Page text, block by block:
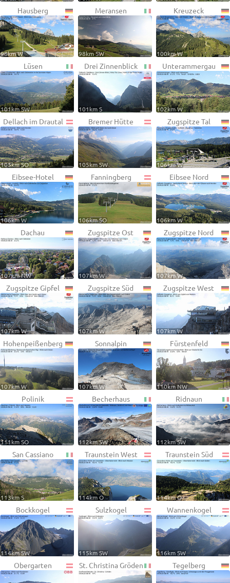
Hausberg
98km W
Meransen
98km SW
Kreuzeck
100km W
Lüsen
101km SW
Drei Zinnenblick
101km S
Unterammergau
102km W
Dellach im Drautal
105km SO
Bremer Hütte
105km SW
Zugspitze Tal
106km W
Eibsee-Hotel
106km W
Fanningberg
106km SO
Eibsee Nord
106km W
Dachau
107km NW
Zugspitze Ost
107km W
Zugspitze Nord
107km W
Zugspitze Gipfel
107km W
Zugspitze Süd
107km W
Zugspitze West
107km W
Hohenpeißenberg
107km W
Sonnalpin
107km W
Fürstenfeld
110km NW
Polinik
111km SO
Becherhaus
112km SW
Ridnaun
112km SW
San Cassiano
113km S
Traunstein West
114km O
Traunstein Süd
114km O
Bockkogel
114km SW
Sulzkogel
115km SW
Wannenkogel
116km SW
Obergarten St. Christina Gröden Tegelberg